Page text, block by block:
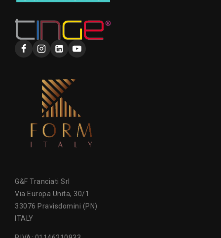
G&F Tranciati Srl
Via Europa Unita, 30/1
33076 Pravisdomini (PN)
ITALY